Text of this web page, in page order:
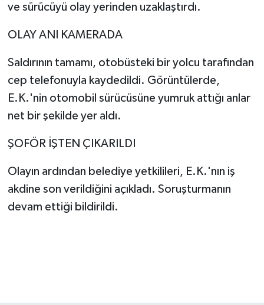
ve sürücüyü olay yerinden uzaklaştırdı.
OLAY ANI KAMERADA
Saldırının tamamı, otobüsteki bir yolcu tarafından
cep telefonuyla kaydedildi. Görüntülerde,
E.K.'nin otomobil sürücüsüne yumruk attığı anlar
net bir şekilde yer aldı.
ŞOFÖR İŞTEN ÇIKARILDI
Olayın ardından belediye yetkilileri, E.K.'nın iş
akdine son verildiğini açıkladı. Soruşturmanın
devam ettiği bildirildi.